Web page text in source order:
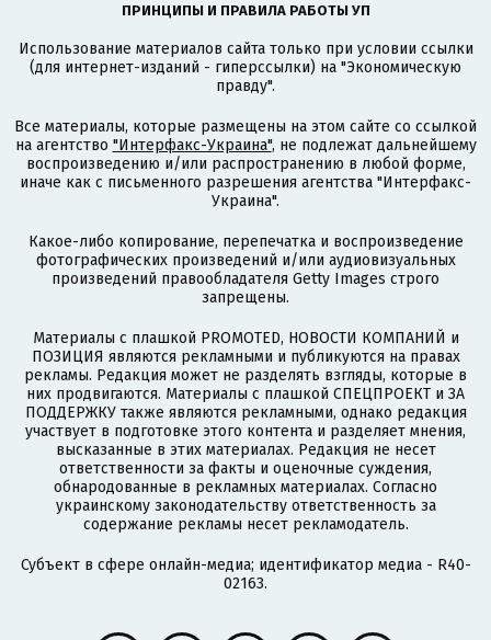
ПРИНЦИПЫ И ПРАВИЛА РАБОТЫ УП
Использование материалов сайта только при условии ссылки
(для интернет-изданий - гиперссылки) на "Экономическую
правду".
Все материалы, которые размещены на этом сайте со ссылкой
на агентство "Интерфакс-Украина", не подлежат дальнейшему
воспроизведению и/или распространению в любой форме,
иначе как с письменного разрешения агентства "Интерфакс-
Украина".
Какое-либо копирование, перепечатка и воспроизведение
фотографических произведений и/или аудиовизуальных
произведений правообладателя Getty Images строго
запрещены.
Материалы с плашкой PROMOTED, НОВОСТИ КОМПАНИЙ и
ПОЗИЦИЯ являются рекламными и публикуются на правах
рекламы. Редакция может не разделять взгляды, которые в
них продвигаются. Материалы с плашкой СПЕЦПРОЕКТ и ЗА
ПОДДЕРЖКУ также являются рекламными, однако редакция
участвует в подготовке этого контента и разделяет мнения,
высказанные в этих материалах. Редакция не несет
ответственности за факты и оценочные суждения,
обнародованные в рекламных материалах. Согласно
украинскому законодательству ответственность за
содержание рекламы несет рекламодатель.
Субъект в сфере онлайн-медиа; идентификатор медиа - R40-
02163.